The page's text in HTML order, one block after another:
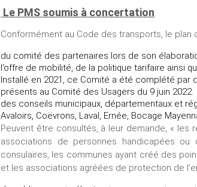
Le PMS soumis à concertation
Conformément au Code des transports, le plan
du comité des partenaires lors de son
l’offre de mobilité, de la politique tarifaire ainsi
Installé en 2021, ce Comité a été complété
présents au Comité des Usagers du 9 juin 2022.
des conseils municipaux, départementaux et
Avaloirs, Coëvrons, Laval, Ernée, Bocage
Peuvent être consultés, à leur demande, «
associations de personnes handicapées
consulaires, les communes ayant créé des
et les associations agréées de protection de